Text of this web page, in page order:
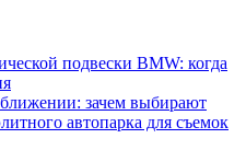
подвески BMW: когда
зачем выбирают
автопарка для съемок